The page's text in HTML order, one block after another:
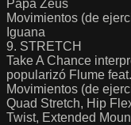
Papa Zeus
Movimientos (de
Iguana
9. STRETCH
Take A Chance
popularizó Flume
Movimientos (de
Quad Stretch, Hip
Twist, Extended